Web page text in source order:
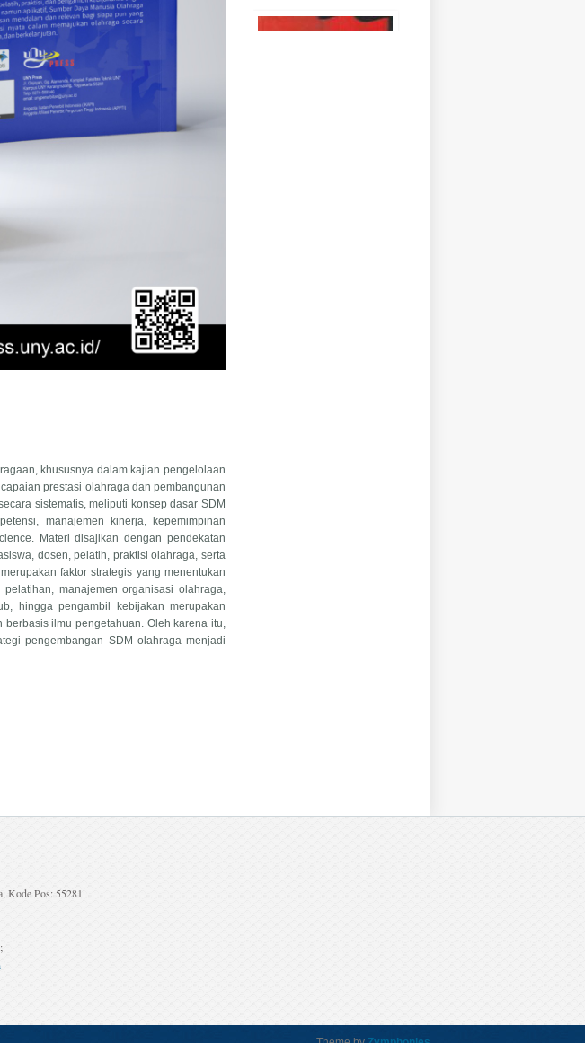
khususnya dalam kajian pengelolaan
prestasi olahraga dan pembangunan
sistematis, meliputi konsep dasar SDM
manajemen kinerja, kepemimpinan
Materi disajikan dengan pendekatan
dosen, pelatih, praktisi olahraga, serta
faktor strategis yang menentukan
manajemen organisasi olahraga,
hingga pengambil kebijakan merupakan
ilmu pengetahuan. Oleh karena itu,
pengembangan SDM olahraga menjadi
Kode Pos: 55281
;